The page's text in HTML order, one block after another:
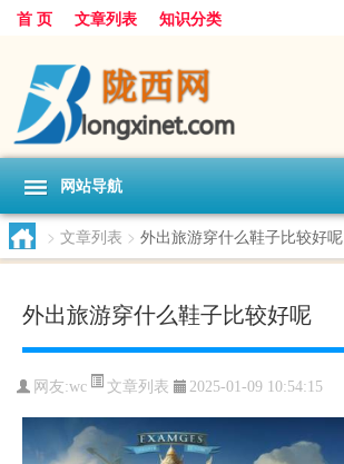
首 页 文章列表 知识分类
网站导航
> 文章列表 > 外出旅游穿什么鞋子比较好呢
外出旅游穿什么鞋子比较好呢
网友:wc 文章列表 2025-01-09 10:54:15